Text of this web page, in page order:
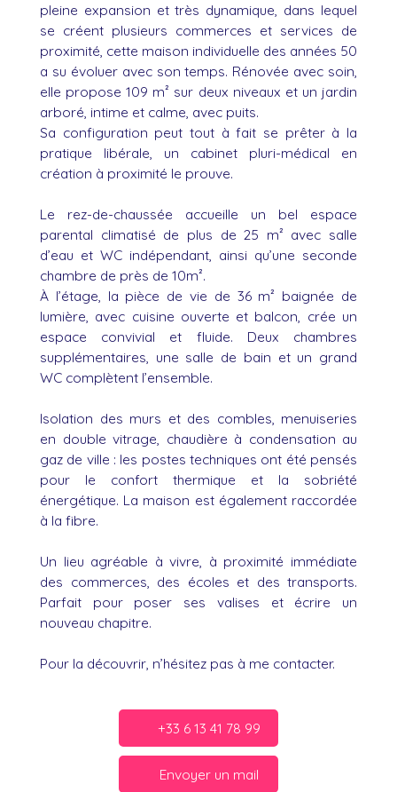
pleine expansion et très dynamique, dans lequel
se créent plusieurs commerces et services de
proximité, cette maison individuelle des années 50
a su évoluer avec son temps. Rénovée avec soin,
elle propose 109 m² sur deux niveaux et un jardin
arboré, intime et calme, avec puits.
Sa configuration peut tout à fait se prêter à la
pratique libérale, un cabinet pluri-médical en
création à proximité le prouve.
Le rez-de-chaussée accueille un bel espace
parental climatisé de plus de 25 m² avec salle
d’eau et WC indépendant, ainsi qu’une seconde
chambre de près de 10m².
À l’étage, la pièce de vie de 36 m² baignée de
lumière, avec cuisine ouverte et balcon, crée un
espace convivial et fluide. Deux chambres
supplémentaires, une salle de bain et un grand
WC complètent l’ensemble.
Isolation des murs et des combles, menuiseries
en double vitrage, chaudière à condensation au
gaz de ville : les postes techniques ont été pensés
pour le confort thermique et la sobriété
énergétique. La maison est également raccordée
à la fibre.
Un lieu agréable à vivre, à proximité immédiate
des commerces, des écoles et des transports.
Parfait pour poser ses valises et écrire un
nouveau chapitre.
Pour la découvrir, n’hésitez pas à me contacter.
+33 6 13 41 78 99
Envoyer un mail